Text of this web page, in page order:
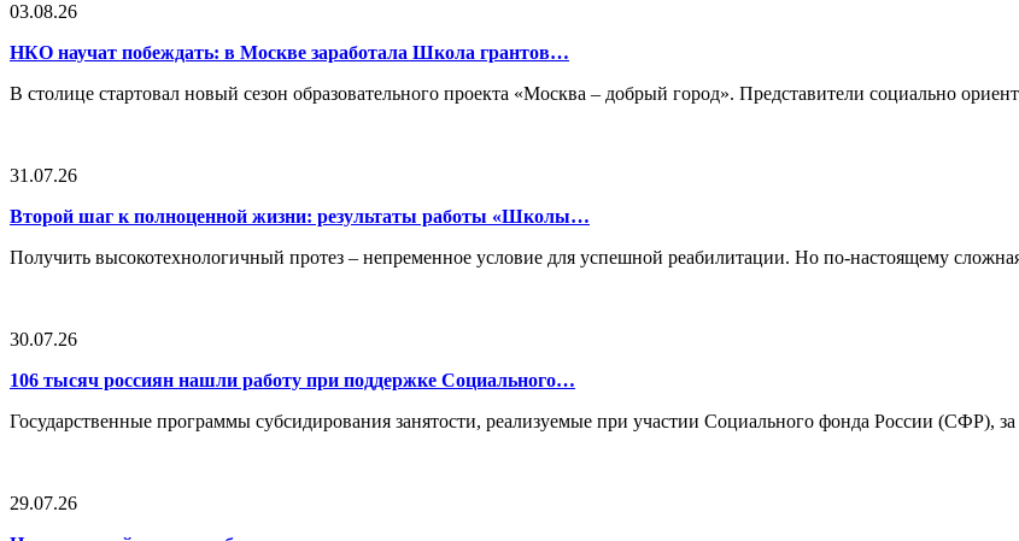
03.08.26
НКО научат побеждать: в Москве заработала Школа грантов…
В столице стартовал новый сезон образовательного проекта «Москва – добрый город». Представители социально
31.07.26
Второй шаг к полноценной жизни: результаты работы «Школы…
Получить высокотехнологичный протез – непременное условие для успешной реабилитации. Но по-настоящему
30.07.26
106 тысяч россиян нашли работу при поддержке Социального…
Государственные программы субсидирования занятости, реализуемые при участии Социального фонда России (СФР),
29.07.26